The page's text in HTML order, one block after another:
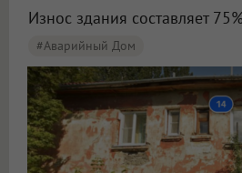
Износ здания составляет
#аварийный Дом